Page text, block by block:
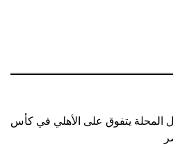
المحلة يتفوق على الأهلي في كأس